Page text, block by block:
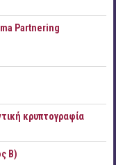
Partnering
κρυπτογραφία
Β)